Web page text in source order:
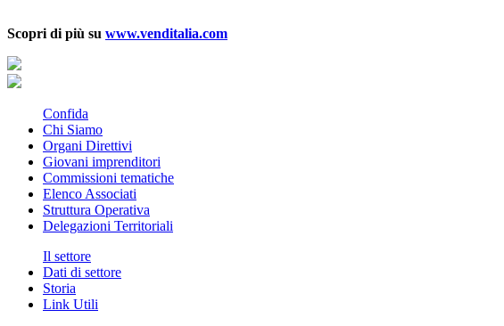
Scopri di più su www.venditalia.com
Confida
Chi Siamo
Organi Direttivi
Giovani imprenditori
Commissioni tematiche
Elenco Associati
Struttura Operativa
Delegazioni Territoriali
Il settore
Dati di settore
Storia
Link Utili